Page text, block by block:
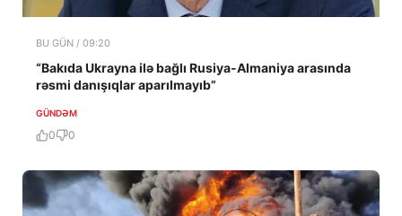
BU GÜN / 09:20
“Bakıda Ukrayna ilə bağlı Rusiya-Almaniya arasında
rəsmi danışıqlar aparılmayıb”
GÜNDƏM
0 0